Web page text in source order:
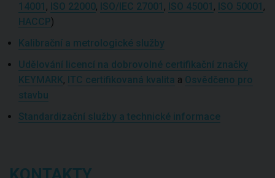
14001 , ISO 22000, ISO/IEC 27001 , ISO 45001 , ISO 50001 ,
HACCP)
Kalibrační a metrologické služby
Udělování licencí na dobrovolné certifikační značky
KEYMARK, ITC certifikovaná kvalita a Osvědčeno pro
stavbu
Standardizační služby a technické informace
KONTAKTY